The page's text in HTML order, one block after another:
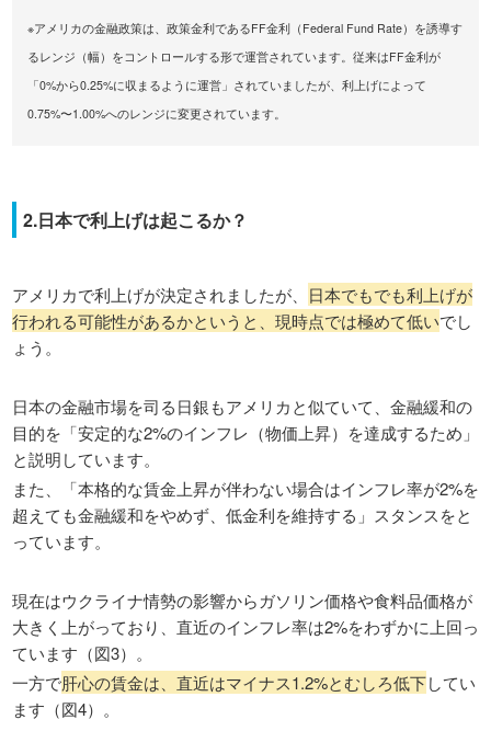
※アメリカの金融政策は、政策金利であるFF金利（Federal Fund Rate）を誘導す
るレンジ（幅）をコントロールする形で運営されています。従来はFF金利が
「0%から0.25%に収まるように運営」されていましたが、利上げによって
0.75%〜1.00%へのレンジに変更されています。
2.日本で利上げは起こるか？
アメリカで利上げが決定されましたが、
日本でもでも利上げが
行われる可能性があるかというと、現時点では極めて低いでし
ょう。
日本の金融市場を司る日銀もアメリカと似ていて、金融緩和の
目的を「安定的な2%のインフレ（物価上昇）を達成するため」
と説明しています。
また、「本格的な賃金上昇が伴わない場合はインフレ率が2%を
超えても金融緩和をやめず、低金利を維持する」スタンスをと
っています。
現在はウクライナ情勢の影響からガソリン価格や食料品価格が
大きく上がっており、直近のインフレ率は2%をわずかに上回っ
ています（図3）。
一方で肝心の賃金は、直近はマイナス1.2%とむしろ低下してい
ます（図4）。